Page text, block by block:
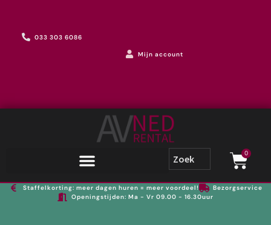
033 303 6086
Mijn account
0
Staffelkorting: meer dagen huren = meer voordeel!
Bezorgservice
Openingstijden: Ma - Vr 09.00 - 16.30uur